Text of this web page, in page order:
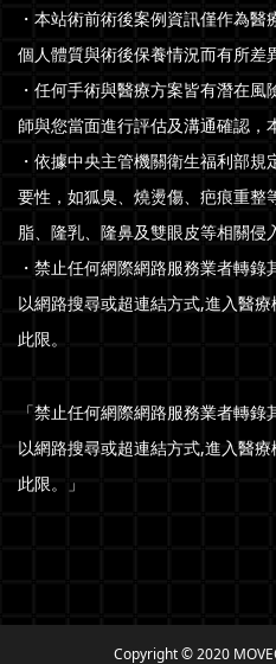
・本站術前術後案例資訊僅作為
個人體質與術後保養情況而有所差
・任何手術與醫療方案皆有潛在
師與您當面進行評估及溝通確認，
・依據中央主管機關衛生福利部
要性，如狐臭、燒燙傷、疤痕重整
脂、隆乳、隆鼻及雙眼皮等相關侵
・禁止任何網際網路服務業者轉
以網路搜尋或超連結方式,進入醫
此限。
「禁止任何網際網路服務業者轉
以網路搜尋或超連結方式,進入醫
此限。」
Copyright © 2020